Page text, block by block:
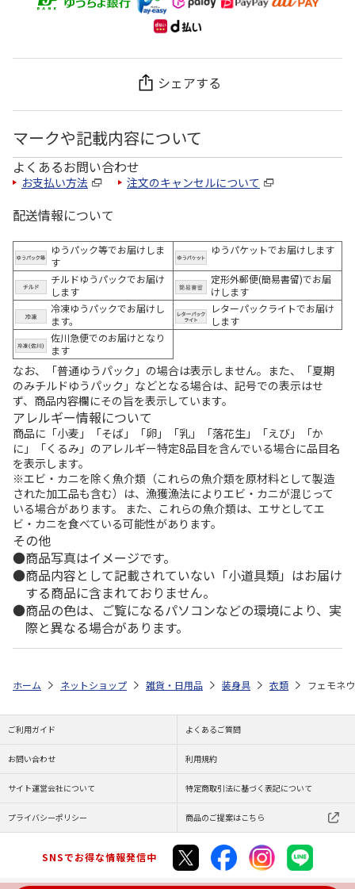
シェアする
マークや記載内容について
よくあるお問い合わせ
お支払い方法 注文のキャンセルについて
配送情報について
ゆうパック等でお届けしま
す
ゆうパケットでお届けします
チルドゆうパックでお届け
します
定形外郵便(簡易書留)でお届
けします
冷凍ゆうパックでお届けし
ます。
レターパックライトでお届け
します
佐川急便でのお届けとなり
ます
なお、「普通ゆうパック」の場合は表示しません。また、「夏期
のみチルドゆうパック」などとなる場合は、記号での表示はせ
ず、商品内容欄にその旨を表示しています。
アレルギー情報について
商品に「小麦」「そば」「卵」「乳」「落花生」「えび」「か
に」「くるみ」のアレルギー特定8品目を含んでいる場合に品目名
を表示します。
※エビ・カニを除く魚介類（これらの魚介類を原材料として製造
された加工品も含む）は、漁獲漁法によりエビ・カニが混じって
いる場合があります。 また、これらの魚介類は、エサとしてエ
ビ・カニを食べている可能性があります。
その他
商品写真はイメージです。
商品内容として記載されていない「小道具類」はお届け
する商品に含まれておりません。
商品の色は、ご覧になるパソコンなどの環境により、実
際と異なる場合があります。
ホーム ネットショップ 雑貨・日用品 装身具 衣類 フェモネ
ご利用ガイド よくあるご質問
お問い合わせ 利用規約
サイト運営会社について 特定商取引法に基づく表記について
プライバシーポリシー 商品のご提案はこちら
SNSでお得な情報発信中